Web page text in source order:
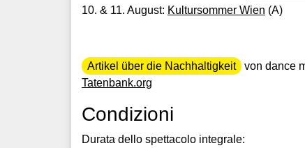
10. & 11. August: Kultursommer Wien (A)
Artikel über die Nachhaltigkeit
von dance
Tatenbank.org
Condizioni
Durata dello spettacolo integrale: